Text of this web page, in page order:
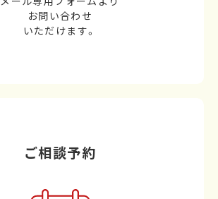
お問い合わせ
いただけます。
ご相談予約